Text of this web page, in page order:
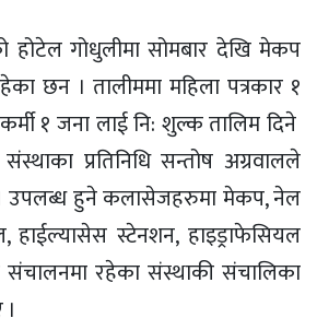
होटेल गोधुलीमा सोमबार देखि मेकप
छन । तालीममा महिला पत्रकार १
१ जना लाई नि: शुल्क तालिम दिने
प्रतिनिधि सन्तोष अग्रवालले
। उपलब्ध हुने कलासेजहरुमा मेकप, नेल
स्टेनशन, हाइड्राफेसियल
रहेका संस्थाकी संचालिका